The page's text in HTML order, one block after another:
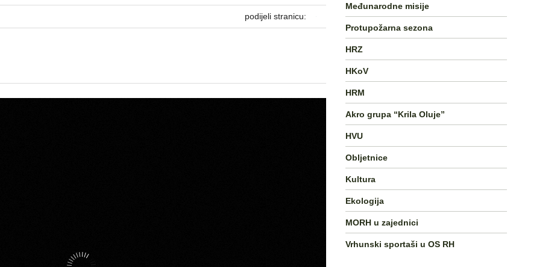
podijeli stranicu:
Međunarodne misije
Protupožarna sezona
HRZ
HKoV
HRM
Akro grupa “Krila Oluje”
HVU
Obljetnice
Kultura
Ekologija
MORH u zajednici
Vrhunski sportaši u OS RH